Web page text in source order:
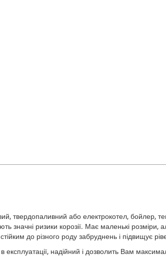
твердопаливний або електрокотел, бойлер,
значні ризики корозії. Має маленькі розміри,
до різного роду забруднень і підвищує
надійний і дозволить Вам